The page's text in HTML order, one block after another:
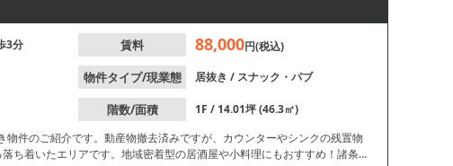
3分 賃料 88,000円(税込)
物件タイプ/現業態 居抜き / スナック・パブ
階数/面積
1F / 14.01坪 (46.3㎡)
物件のご紹介です。動産物撤去済みですが、カウンターやシンクの残置物
ち着いたエリアです。地域密着型の居酒屋や小料理にもおすすめ！諸条件